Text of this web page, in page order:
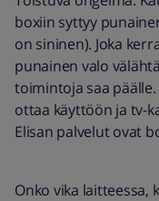
boxiin syttyy
on sininen). Joka
punainen valo
toimintoja saa
ottaa käyttöön ja tv-
Elisan palvelut ovat
Onko vika laitteessa,